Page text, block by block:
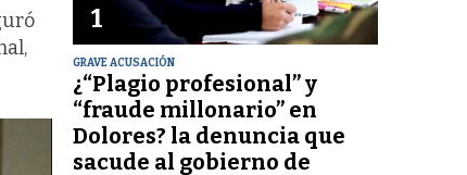
1
GRAVE ACUSACIÓN
¿“Plagio profesional” y
“fraude millonario” en
Dolores? la denuncia que
sacude al gobierno de